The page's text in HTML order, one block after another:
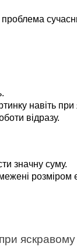
навіть
відразу.
значну суму.
розміром
яскравому